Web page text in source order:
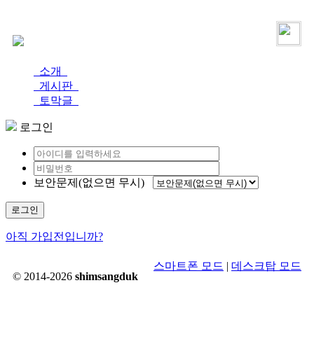
소개
게시판
토막글
로그인
보안문제(없으면 무시)
로그인
아직 가입전입니까?
© 2014-2026 shimsangduk
스마트폰 모드 | 데스크탑 모드